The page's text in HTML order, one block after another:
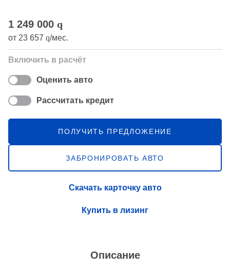
Описание
1 249 000 q
от 23 657 q/мес.
Включить в расчёт
Оценить авто
Рассчитать кредит
ПОЛУЧИТЬ ПРЕДЛОЖЕНИЕ
ЗАБРОНИРОВАТЬ АВТО
Скачать карточку авто
Купить в лизинг